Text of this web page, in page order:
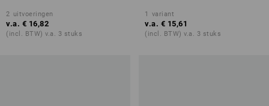
2 uitvoeringen
v.a. € 16,82
(incl. BTW) v.a. 3 stuks
1 variant
v.a. € 15,61
(incl. BTW) v.a. 3 stuks